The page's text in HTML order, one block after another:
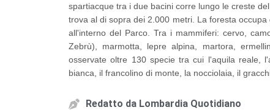
spartiacque tra i due bacini corre lungo le creste
trova al di sopra dei 2.000 metri. La foresta
all'interno del Parco. Tra i mammiferi: cervo,
Zebrù), marmotta, lepre alpina, martora,
osservate oltre 130 specie tra cui l'aquila reale,
bianca, il francolino di monte, la nocciolaia, il
Redatto da Lombardia Quotidiano